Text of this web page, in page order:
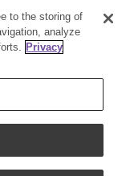
220
to the storing of
analyze
Privacy